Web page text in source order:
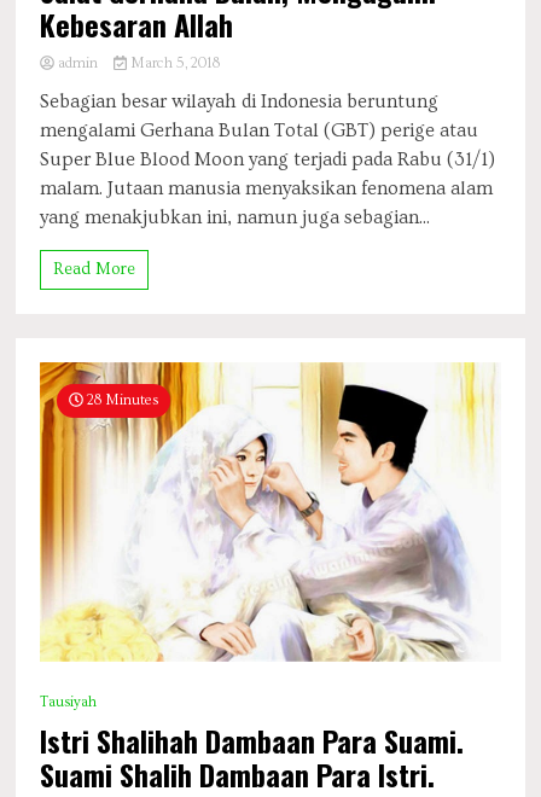
Kebesaran Allah
admin March 5, 2018
Sebagian besar wilayah di Indonesia beruntung
mengalami Gerhana Bulan Total (GBT) perige atau
Super Blue Blood Moon yang terjadi pada Rabu (31/1)
malam. Jutaan manusia menyaksikan fenomena alam
yang menakjubkan ini, namun juga sebagian...
Read More
28 Minutes
Tausiyah
Istri Shalihah Dambaan Para Suami.
Suami Shalih Dambaan Para Istri.